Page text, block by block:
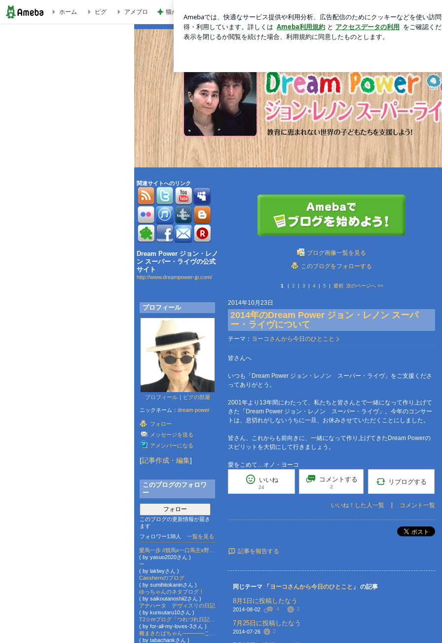
Dream Power ジョン・レノン スーパー・ライヴ
ホーム ピグ アメブロ 猫がお昼寝するサイドテーブルの下
関連サイトへのリンク
Dream Power ジョン・レノ
ン スーパー・ライヴの公式
サイト
http://www.dreampower-jp.com/
プロフィール
プロフィール｜ ピグの部屋
ニックネーム： dream-power
フォロー
メッセージを送る
アメンバーになる
[記事作成・編集]
このブログのフォロワ
ー
フォロー
このブログの更新情報が届き
ます
フォロワー138人
一覧を見る
( by yasuo2020さん )
ー
( by laklwyさん )
Casshernのブログ
( by sumihitokaninさん )
ゆっちゃんのネタブログ！
( by saikoutanoshii2さん )
アナハータ デヴィスリの日記
( by kurisutaru10さん )
( by for-all-my-loves-3さん )
( by tabachankさん )
ブログ画像一覧を見る
このブログをフォローする
1 | 2 | 3 | 4 | 5 | 最初 次のページへ >>
2014年10月23日
2014年のDream Power ジョン・レノン スーパ
ー・ライヴについて
テーマ： ヨーコさんから今日のひとこと
皆さんへ
いつも「Dream Power ジョン・レノン スーパー・ライヴ」をご支援くださ
ってありがとう。
2001年より13年間にわたって、私たちと皆さんとで一緒になって作り上げて
きた「Dream Power ジョン・レノン スーパー・ライヴ」。今年のコンサー
トは、息切れがしないうちに一旦、お休みさせていただくことにしました。
皆さん、これからも前向きに、一緒になって作り上げてきたDream Powerの
スピリットを大切にして行きましょう。
愛をこめて…オノ・ヨーコ
いいね
24
コメントする
2
リブログする
いいね！した人一覧 コメント一覧
ポスト
記事を報告する
同じテーマ 「 ヨーコさんから今日のひとこと 」 の記事
8月1日に投稿したなう
2014-08-02 4 3
7月25日に投稿したなう
2014-07-26 2